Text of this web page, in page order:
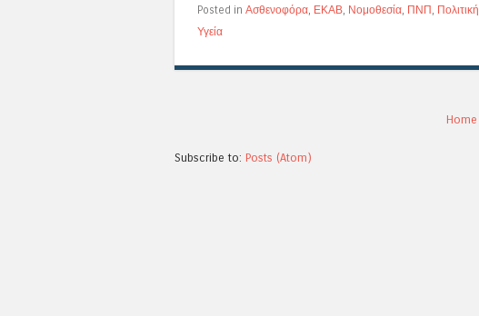
Posted in Ασθενοφόρα, ΕΚΑΒ, Νομοθεσία, ΠΝΠ , Πολιτική
Υγεία
Home
Subscribe to: Posts (Atom)